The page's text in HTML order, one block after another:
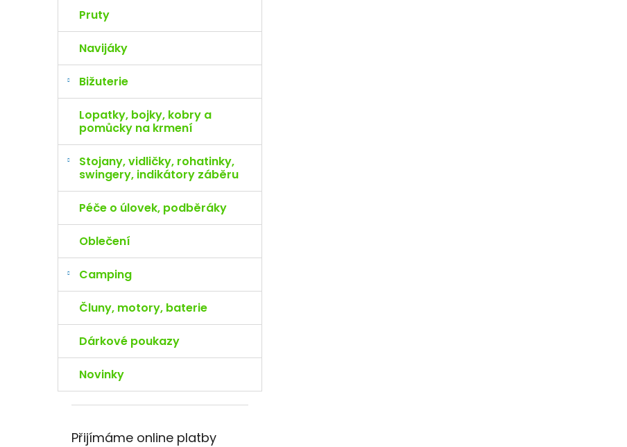
Pruty
Navijáky
Bižuterie
Lopatky, bojky, kobry a
pomůcky na krmení
Stojany, vidličky, rohatinky,
swingery, indikátory záběru
Péče o úlovek, podběráky
Oblečení
Camping
Čluny, motory, baterie
Dárkové poukazy
Novinky
Přijímáme online platby